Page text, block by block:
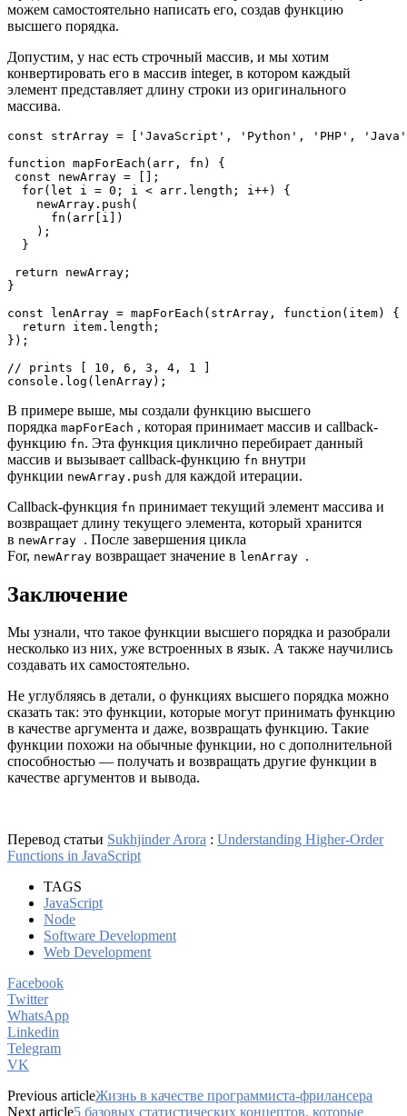
можем самостоятельно написать его, создав функцию
высшего порядка.
Допустим, у нас есть строчный массив, и мы хотим
конвертировать его в массив integer, в котором каждый
элемент представляет длину строки из оригинального
массива.
const strArray = ['JavaScript', 'Python', 'PHP',
function mapForEach(arr, fn) {
const newArray = [];
  for(let i = 0; i < arr.length; i++) {
    newArray.push(
      fn(arr[i])
    );
  }
return newArray;
}
const lenArray = mapForEach(strArray, function(item) {
  return item.length;
});
// prints [ 10, 6, 3, 4, 1 ]
console.log(lenArray);
В примере выше, мы создали функцию высшего
порядка mapForEach , которая принимает массив и callback-
функцию fn. Эта функция циклично перебирает данный
массив и вызывает callback-функцию fn внутри
функции newArray.push для каждой итерации.
Callback-функция fn принимает текущий элемент массива и
возвращает длину текущего элемента, который хранится
в newArray . После завершения цикла
For, newArray возвращает значение в lenArray .
Заключение
Мы узнали, что такое функции высшего порядка и разобрали
несколько из них, уже встроенных в язык. А также научились
создавать их самостоятельно.
Не углубляясь в детали, о функциях высшего порядка можно
сказать так: это функции, которые могут принимать функцию
в качестве аргумента и даже, возвращать функцию. Такие
функции похожи на обычные функции, но с дополнительной
способностью ― получать и возвращать другие функции в
качестве аргументов и вывода.
Перевод статьи Sukhjinder Arora : Understanding Higher-Order
Functions in JavaScript
TAGS
JavaScript
Node
Software Development
Web Development
Facebook
Twitter
WhatsApp
Linkedin
Telegram
VK
Previous articleЖизнь в качестве программиста-фрилансера
Next article5 базовых статистических концептов, которые